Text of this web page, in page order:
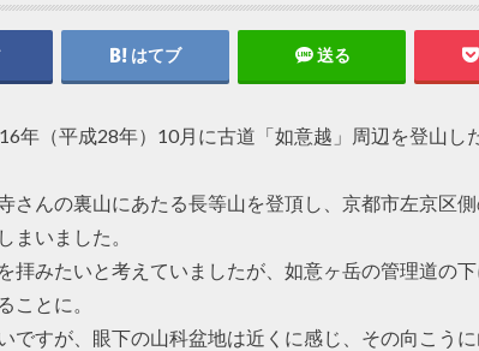
はてブ 送る
年（平成28年）10月に古道「如意越」周辺を登山し
さんの裏山にあたる長等山を登頂し、京都市左京区
まいました。
拝みたいと考えていましたが、如意ヶ岳の管理道の
ことに。
ですが、眼下の山科盆地は近くに感じ、その向こう